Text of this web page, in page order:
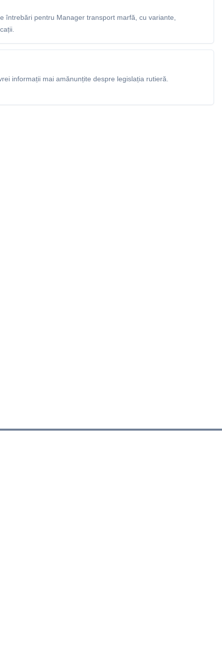
întrebări pentru Manager transport marfă, cu variante,
informații mai amănunțite despre legislația rutieră.